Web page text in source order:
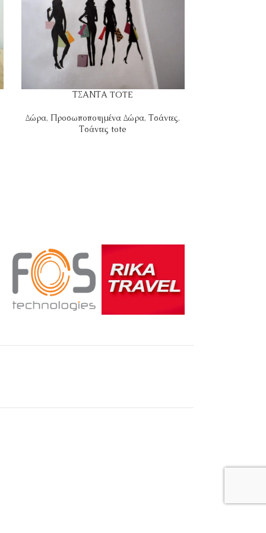
ΤΣΑΝΤΑ TOTE
Δώρα, Προσωποποιημένα Δώρα,Τσάντες,
Τσάντες tote